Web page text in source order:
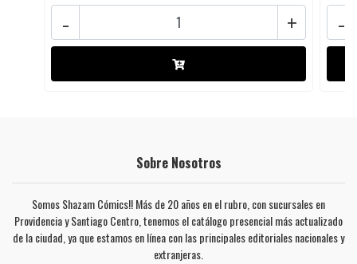
+
- -
Sobre Nosotros
Somos Shazam Cómics!! Más de 20 años en el rubro, con sucursales en
Providencia y Santiago Centro, tenemos el catálogo presencial más actualizado
de la ciudad, ya que estamos en línea con las principales editoriales nacionales y
extranjeras.